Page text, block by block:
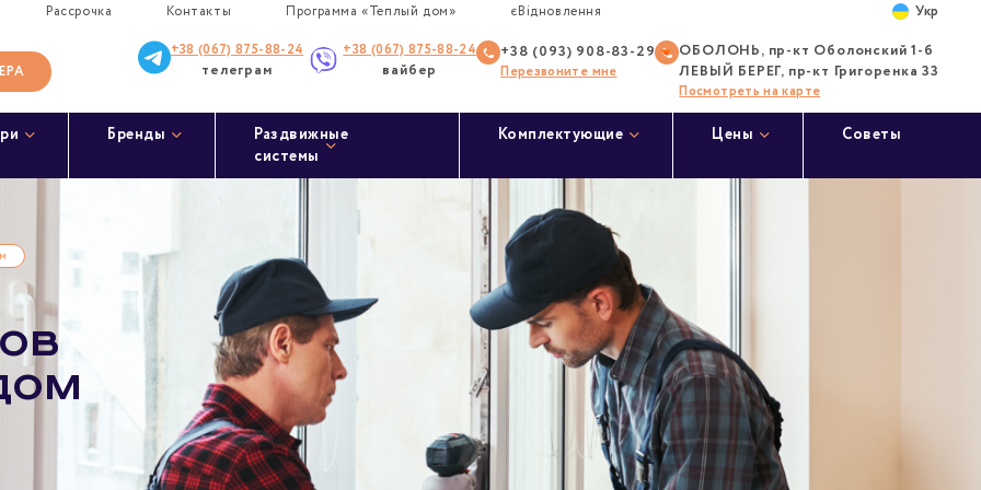
Рассрочка Контакты Программа «Теплый дом» єВідновлення Укр
+38 (067) 875-88-24
телеграм
+38 (067) 875-88-24
вайбер
+38 (093) 908-83-29
Перезвоните мне
ОБОЛОНЬ, пр-кт Оболонский 1-б
ЛЕВЫЙ БЕРЕГ, пр-кт Григоренка 33
Посмотреть на карте
Бренды
Раздвижные
системы
Комплектующие Цены Советы